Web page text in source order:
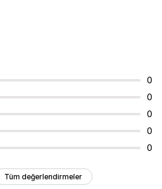
0
0
0
0
0
Tüm değerlendirmeler